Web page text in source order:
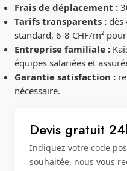
Frais de déplacement :
Tarifs transparents :dès
standard, 6-8 CHF/m²
Entreprise familiale :
équipes salariées et
Garantie satisfaction :
nécessaire.
Devis gratuit
Indiquez votre code
souhaitée, nous vous